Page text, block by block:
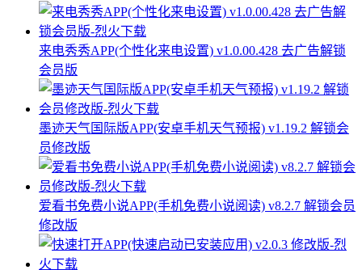
来电秀秀APP(个性化来电设置) v1.0.00.428 去广告解锁
会员版
墨迹天气国际版APP(安卓手机天气预报) v1.19.2 解锁会
员修改版
爱看书免费小说APP(手机免费小说阅读) v8.2.7 解锁会员
修改版